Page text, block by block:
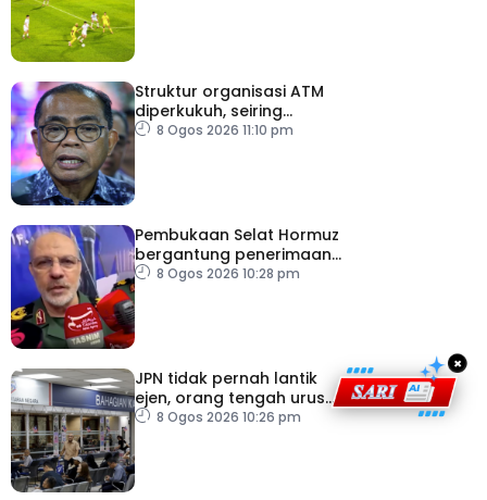
Struktur organisasi ATM
diperkukuh, seiring
pemodenan aset
8 Ogos 2026 11:10 pm
Pembukaan Selat Hormuz
bergantung penerimaan
AS – IRGC
8 Ogos 2026 10:28 pm
JPN tidak pernah lantik
ejen, orang tengah urus
dokumentasi
8 Ogos 2026 10:26 pm
×